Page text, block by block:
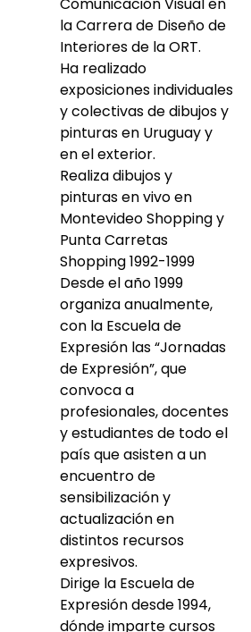
la Carrera de Diseño de
Interiores de la ORT.
Ha realizado
exposiciones individuales
y colectivas de dibujos y
pinturas en Uruguay y
en el exterior.
Realiza dibujos y
pinturas en vivo en
Montevideo Shopping y
Punta Carretas
Shopping 1992-1999
Desde el año 1999
organiza anualmente,
con la Escuela de
Expresión las “Jornadas
de Expresión”, que
convoca a
profesionales, docentes
y estudiantes de todo el
país que asisten a un
encuentro de
sensibilización y
actualización en
distintos recursos
expresivos.
Dirige la Escuela de
Expresión desde 1994,
dónde imparte cursos